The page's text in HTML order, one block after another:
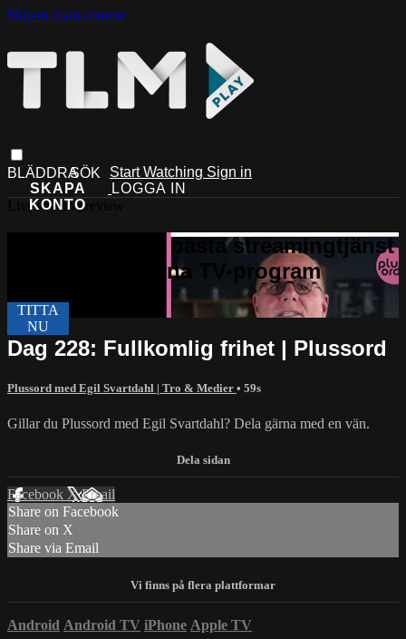
Skip to main content
Start Watching Sign in
Live stream preview
Dag 228: Fullkomlig frihet | Plussord
Plussord med Egil Svartdahl | Tro & Medier • 59s
Gillar du Plussord med Egil Svartdahl? Dela gärna med en vän.
Facebook XEmail
Share on Facebook
Share on X
Share via Email
Android Android TV iPhone Apple TV